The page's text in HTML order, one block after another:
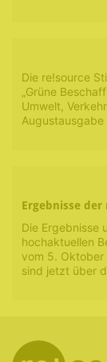
Die re!source
„Grüne
Umwelt,
Ergebnisse der
Die Ergebnisse
hochaktuellen
vom 5. Oktober
sind jetzt über